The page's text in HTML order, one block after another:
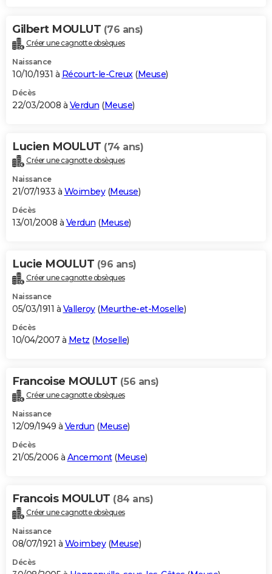
Gilbert MOULUT (76 ans)
Créer une cagnotte obsèques
Naissance
10/10/1931 à Récourt-le-Creux(Meuse)
Décès
22/03/2008 à Verdun (Meuse)
Lucien MOULUT (74 ans)
Créer une cagnotte obsèques
Naissance
21/07/1933 à Woimbey(Meuse)
Décès
13/01/2008 à Verdun (Meuse)
Lucie MOULUT (96 ans)
Créer une cagnotte obsèques
Naissance
05/03/1911 à Valleroy(Meurthe-et-Moselle)
Décès
10/04/2007 à Metz (Moselle)
Francoise MOULUT (56 ans)
Créer une cagnotte obsèques
Naissance
12/09/1949 à Verdun (Meuse)
Décès
21/05/2006 à Ancemont(Meuse)
Francois MOULUT (84 ans)
Créer une cagnotte obsèques
Naissance
08/07/1921 à Woimbey(Meuse)
Décès